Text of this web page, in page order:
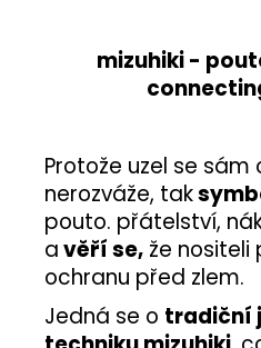
mizuhiki -
Protože uzel se sám
nerozváže, tak
pouto. přátelství,
avěří se, že nositeli
ochranu před zlem.
Jedná se o tradiční